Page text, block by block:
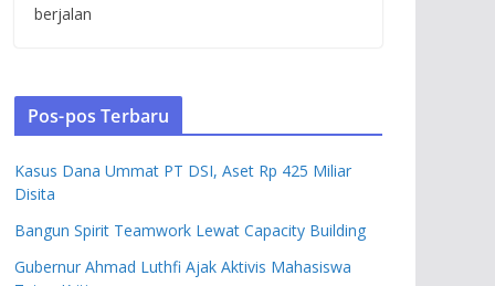
berjalan
Pos-pos Terbaru
Kasus Dana Ummat PT DSI, Aset Rp 425 Miliar
Disita
Bangun Spirit Teamwork Lewat Capacity Building
Gubernur Ahmad Luthfi Ajak Aktivis Mahasiswa